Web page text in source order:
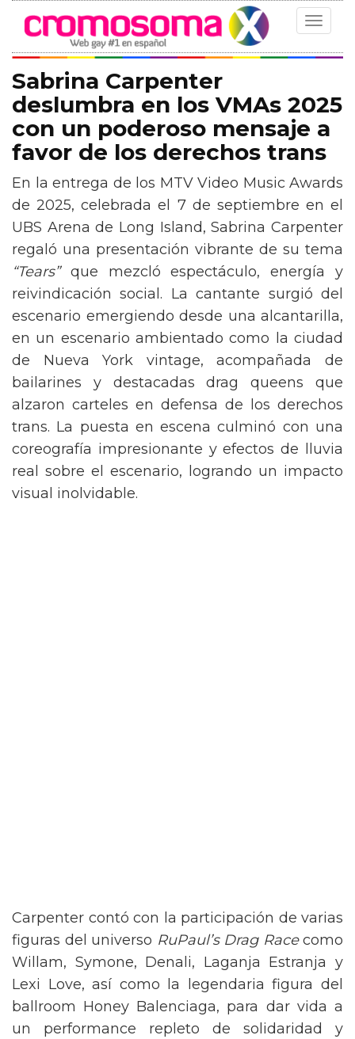
Toggle
Sabrina Carpenter
deslumbra en los VMAs 2025
con un poderoso mensaje a
favor de los derechos trans
En la entrega de los MTV Video Music Awards
de 2025, celebrada el 7 de septiembre en el
UBS Arena de Long Island, Sabrina Carpenter
regaló una presentación vibrante de su tema
“Tears”que mezcló espectáculo, energía y
reivindicación social. La cantante surgió del
escenario emergiendo desde una alcantarilla,
en un escenario ambientado como la ciudad
de Nueva York vintage, acompañada de
bailarines y destacadas drag queens que
alzaron carteles en defensa de los derechos
trans. La puesta en escena culminó con una
coreografía impresionante y efectos de lluvia
real sobre el escenario, logrando un impacto
visual inolvidable.
Carpenter contó con la participación de varias
figuras del universo RuPaul’s Drag Racecomo
Willam, Symone, Denali, Laganja Estranja y
Lexi Love, así como la legendaria figura del
ballroom Honey Balenciaga, para dar vida a
un performance repleto de solidaridad y